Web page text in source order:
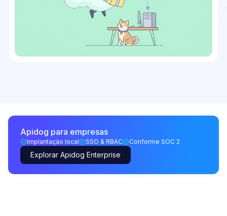
Apidog para empresas
Implantação local SSO & RBAC Conforme SOC 2
Explorar Apidog Enterprise